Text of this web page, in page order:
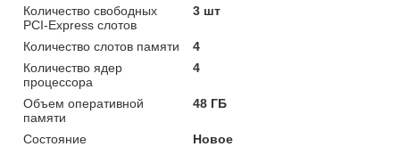
Количество свободных
PCI-Express слотов
3 шт
Количество слотов памяти
4
Количество ядер
процессора
4
Объем оперативной
памяти
48 ГБ
Состояние
Новое